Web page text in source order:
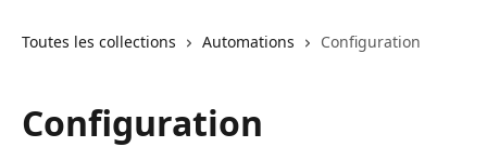
Toutes les collections Automations Configuration
Configuration